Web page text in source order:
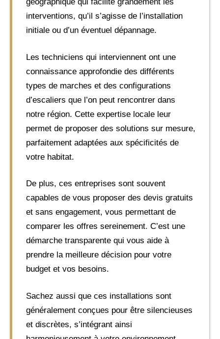
interventions, qu’il s’agisse de l’installation
initiale ou d’un éventuel dépannage.
Les techniciens qui interviennent ont une
connaissance approfondie des différents
types de marches et des configurations
d’escaliers que l’on peut rencontrer dans
notre région. Cette expertise locale leur
permet de proposer des solutions sur mesure,
parfaitement adaptées aux spécificités de
votre habitat.
De plus, ces entreprises sont souvent
capables de vous proposer des devis gratuits
et sans engagement, vous permettant de
comparer les offres sereinement. C’est une
démarche transparente qui vous aide à
prendre la meilleure décision pour votre
budget et vos besoins.
Sachez aussi que ces installations sont
généralement conçues pour être silencieuses
et discrètes, s’intégrant ainsi